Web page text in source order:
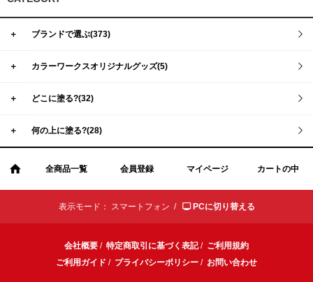
＋ ブランドで選ぶ(373)
＋ カラーワークスオリジナルグッズ(5)
＋ どこに塗る?(32)
＋ 何の上に塗る?(28)
全商品一覧 会員登録 マイページ カートの中
表示モード： スマートフォン / PCに切り替える
会社概要 / 特定商取引に基づく表記/ ご利用規約
ご利用ガイド / プライバシーポリシー / お問い合わせ